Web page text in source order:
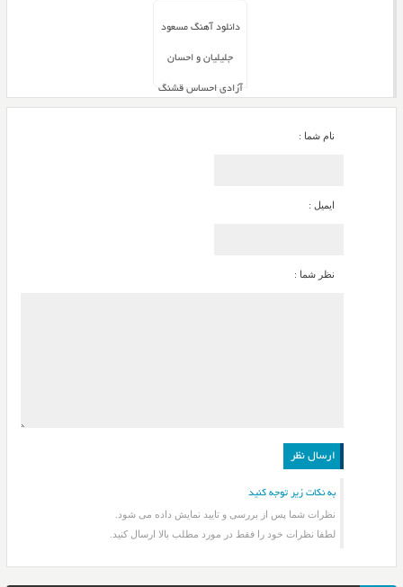
دانلود آهنگ مسعود
جلیلیان و احسان
آزادی احساس قشنگ
نام شما :
ایمیل :
نظر شما :
به نکات زیر توجه کنید
نظرات شما پس از بررسی و تایید نمایش داده می شود.
لطفا نظرات خود را فقط در مورد مطلب بالا ارسال کنید.